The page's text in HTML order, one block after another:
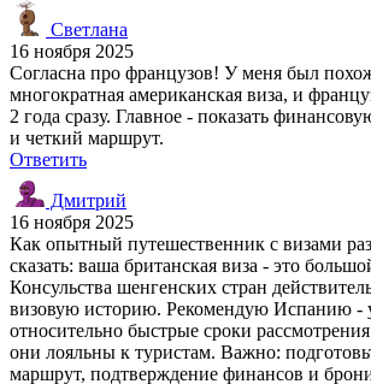
Светлана
16 ноября 2025
Согласна про французов! У меня был
многократная американская виза, и
2 года сразу. Главное - показать
и четкий маршрут.
Ответить
Дмитрий
16 ноября 2025
Как опытный путешественник с визами
сказать: ваша британская виза - это
Консульства шенгенских стран
визовую историю. Рекомендую Испанию -
относительно быстрые сроки
они лояльны к туристам. Важно:
маршрут, подтверждение финансов и